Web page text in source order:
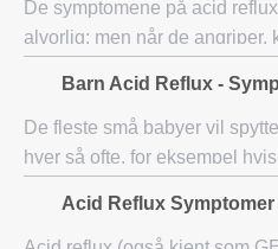
De symptomene på acid
alvorlig; men når de angriper,
tilstand som skjer når røret
Barn Acid Reflux -
De fleste små babyer vil
hver så ofte, for eksempel
for. Men hvis barnet spytt
Acid Reflux